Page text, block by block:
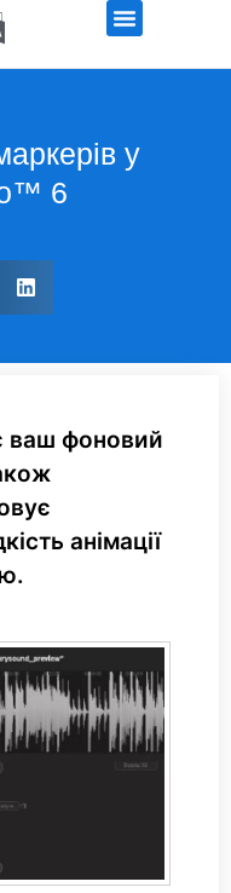
у
6
ваш фоновий
анімації